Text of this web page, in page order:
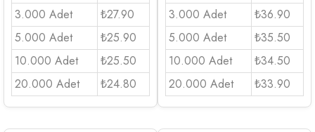
3.000 Adet
₺27.90
5.000 Adet
₺25.90
10.000 Adet
₺25.50
20.000 Adet
₺24.80
3.000 Adet
₺36.90
5.000 Adet
₺35.50
10.000 Adet
₺34.50
20.000 Adet
₺33.90